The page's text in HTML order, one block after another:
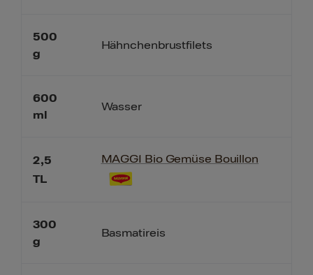
500
g
600
ml
2,5
TL
300
g
Hähnchenbrustfilets
Wasser
MAGGI Bio Gemüse Bouillon
Basmatireis